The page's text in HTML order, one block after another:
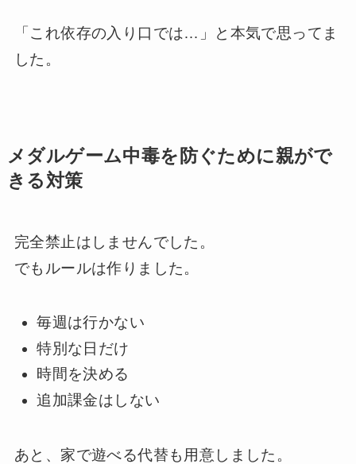
「これ依存の入り口では…」と本気で思ってま
した。
メダルゲーム中毒を防ぐために親がで
きる対策
完全禁止はしませんでした。
でもルールは作りました。
毎週は行かない
特別な日だけ
時間を決める
追加課金はしない
あと、家で遊べる代替も用意しました。